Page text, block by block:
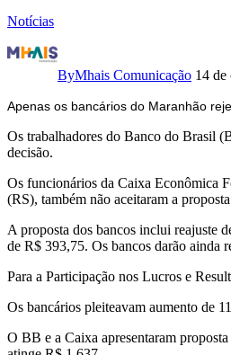
Notícias
Bancários
encerram
greve
nacional
ByMhais Comunicação 14 de
Apenas os bancários do Maranhão
Os trabalhadores do Banco do Brasil
decisão.
Os funcionários da Caixa Econômica
(RS), também não aceitaram a
A proposta dos bancos inclui reajuste
de R$ 393,75. Os bancos darão ainda
Para a Participação nos Lucros e
Os bancários pleiteavam aumento de
O BB e a Caixa apresentaram